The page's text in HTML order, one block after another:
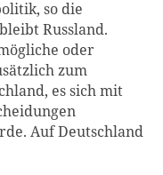
so die
Russland.
oder
zum
es sich mit
Auf Deutschland